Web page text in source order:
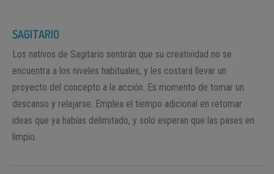
SAGITARIO
Los nativos de Sagitario sentirán que su creatividad no se
encuentra a los niveles habituales, y les costará llevar un
proyecto del concepto a la acción. Es momento de tomar un
descanso y relajarse. Emplea el tiempo adicional en retomar
ideas que ya habías delimitado, y solo esperan que las pases en
limpio.